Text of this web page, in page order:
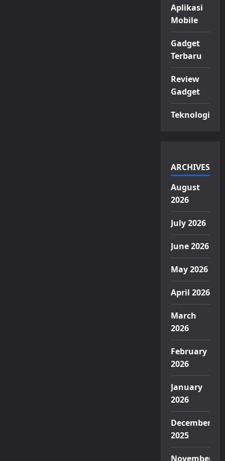
Aplikasi
Mobile
Gadget
Terbaru
Review
Gadget
Teknologi
ARCHIVES
August
2026
July 2026
June 2026
May 2026
April 2026
March
2026
February
2026
January
2026
December
2025
November